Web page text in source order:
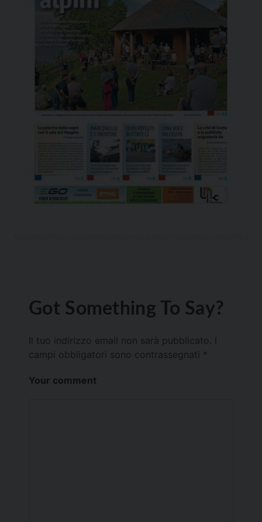
Got Something To Say?
Il tuo indirizzo email non sarà pubblicato.
campi obbligatori sono contrassegnati *
Your comment